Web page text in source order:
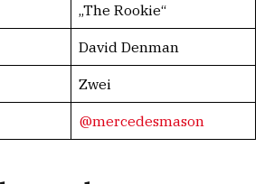
„The Rookie“
David Denman
Zwei
@mercedesmason